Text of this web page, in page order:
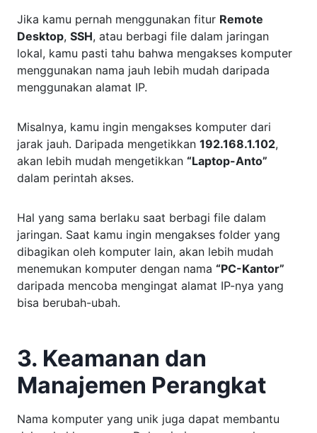
Jika kamu pernah menggunakan fitur Remote
Desktop, SSH, atau berbagi file dalam jaringan
lokal, kamu pasti tahu bahwa mengakses komputer
menggunakan nama jauh lebih mudah daripada
menggunakan alamat IP.
Misalnya, kamu ingin mengakses komputer dari
jarak jauh. Daripada mengetikkan 192.168.1.102,
akan lebih mudah mengetikkan “Laptop-Anto”
dalam perintah akses.
Hal yang sama berlaku saat berbagi file dalam
jaringan. Saat kamu ingin mengakses folder yang
dibagikan oleh komputer lain, akan lebih mudah
menemukan komputer dengan nama “PC-Kantor”
daripada mencoba mengingat alamat IP-nya yang
bisa berubah-ubah.
3. Keamanan dan
Manajemen Perangkat
Nama komputer yang unik juga dapat membantu